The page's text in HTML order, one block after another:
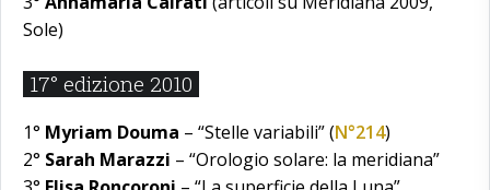
Sole)
17° edizione 2010
1° Myriam Douma – “Stelle variabili” (N°214)
2° Sarah Marazzi – “Orologio solare: la meridiana”